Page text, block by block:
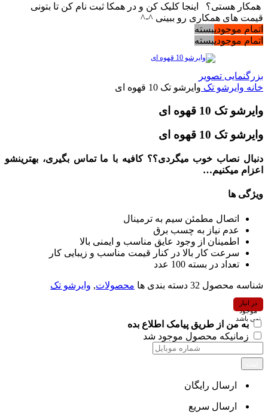
همکار هستی؟ اینجا کلیک کن و در همکا ثبت نام کن تا بتونی
قیمت های همکاری رو ببینی ^-^
اتمام موجودیبسته
اتمام موجودیبسته
بزرگنمایی تصویر
خانه وایرشو تک وایرشو تک 10 قهوه ای
وایرشو تک 10 قهوه ای
وایرشو تک 10 قهوه ای
دنبال نصاب خوب میگردی؟؟ کافیه با ما تماس بگیری، بهترینشو
اعزام میکنیم…
ویژگی ها
اتصال مطمئن سیم به ترمینال
عدم نیاز به چسب برق
اطمینان از وجود عایق مناسب و ایمنی بالا
سرعت کار بالا در کنار قیمت مناسب و زیبایی کار
تعداد در بسته 100 عدد
شناسه محصول 32 دسته بندی ها محصولات, وایرشو تک
در انبار
موجود
نمی باشد
به من از طریق پیامک اطلاع بده
زمانیکه محصول موجود شد
ارسال رایگان
ارسال سریع